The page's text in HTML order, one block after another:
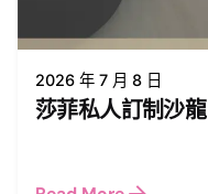
2026 年 7 月 8 日
莎菲私人訂制沙龍